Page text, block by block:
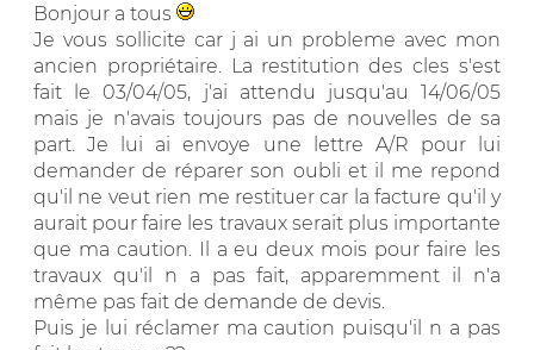
Bonjour a tous
Je vous sollicite car j ai un probleme avec mon
ancien propriétaire. La restitution des cles s'est
fait le 03/04/05, j'ai attendu jusqu'au 14/06/05
mais je n'avais toujours pas de nouvelles de sa
part. Je lui ai envoye une lettre A/R pour lui
demander de réparer son oubli et il me repond
qu'il ne veut rien me restituer car la facture qu'il y
aurait pour faire les travaux serait plus importante
que ma caution. Il a eu deux mois pour faire les
travaux qu'il n a pas fait, apparemment il n'a
même pas fait de demande de devis.
Puis je lui réclamer ma caution puisqu'il n a pas